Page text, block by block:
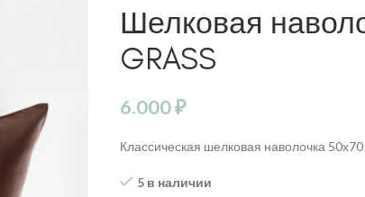
Шелковая
GRASS
6.000₽
Классическая шелковая наволочка
5 в наличии